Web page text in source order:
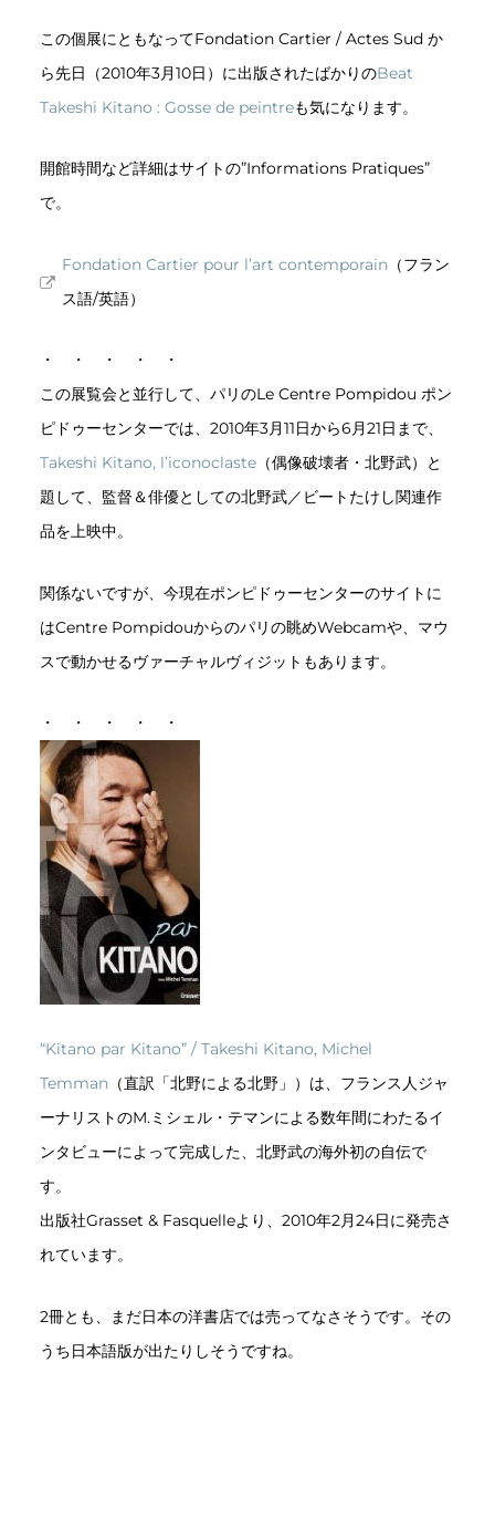
この個展にともなってFondation Cartier / Actes Sud か
ら先日（2010年3月10日）に出版されたばかりのBeat
Takeshi Kitano : Gosse de peintreも気になります。
開館時間など詳細はサイトの”Informations Pratiques”
で。
Fondation Cartier pour l’art contemporain （フラン
ス語/英語）
・ ・ ・ ・ ・
この展覧会と並行して、パリのLe Centre Pompidou ポン
ピドゥーセンターでは、2010年3月11日から6月21日まで、
Takeshi Kitano, l’iconoclaste（偶像破壊者・北野武）と
題して、監督＆俳優としての北野武／ビートたけし関連作
品を上映中。
関係ないですが、今現在ポンピドゥーセンターのサイトに
はCentre Pompidouからのパリの眺めWebcamや、マウ
スで動かせるヴァーチャルヴィジットもあります。
・ ・ ・ ・ ・
“Kitano par Kitano” / Takeshi Kitano, Michel
Temman （直訳「北野による北野」）は、フランス人ジャ
ーナリストのM.ミシェル・テマンによる数年間にわたるイ
ンタビューによって完成した、北野武の海外初の自伝で
す。
出版社Grasset & Fasquelleより、2010年2月24日に発売さ
れています。
2冊とも、まだ日本の洋書店では売ってなさそうです。その
うち日本語版が出たりしそうですね。